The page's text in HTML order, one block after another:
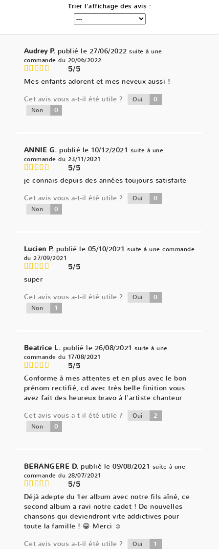
Trier l'affichage des avis :
Audrey P. publié le 27/06/2022 suite à une
commande du 20/06/2022
5/5
Mes enfants adorent et mes neveux aussi !
Cet avis vous a-t-il été utile ?
Oui 0
Non 0
ANNIE G.publié le 10/12/2021 suite à une
commande du 23/11/2021
5/5
je connais depuis des années toujours satisfaite
Cet avis vous a-t-il été utile ?
Oui 0
Non 0
Lucien P. publié le 05/10/2021 suite à une commande
du 27/09/2021
5/5
super
Cet avis vous a-t-il été utile ?
Oui 0
Non 1
Beatrice L. publié le 26/08/2021 suite à une
commande du 17/08/2021
5/5
Conforme à mes attentes et en plus avec le bon
prénom rectifié, cd avec très belle finition vous
avez fait des heureux bravo à l'artiste chanteur
Cet avis vous a-t-il été utile ?
Oui 2
Non 0
BERANGERE D.publié le 09/08/2021 suite à une
commande du 28/07/2021
5/5
Déjà adepte du 1er album avec notre fils aîné, ce
second album a ravi notre cadet ! De nouvelles
chansons qui deviendront vite addictives pour
toute la famille ! 😁 Merci ☺️
Cet avis vous a-t-il été utile ?
Oui 1